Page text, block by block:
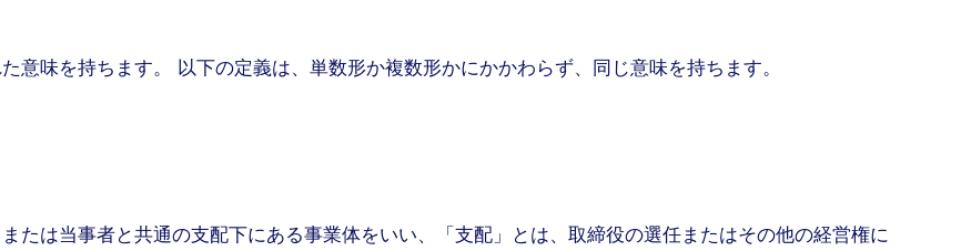
意味を持ちます。 以下の定義は、単数形か複数形かにかかわらず、同じ意味を持ちます。
たは当事者と共通の支配下にある事業体をいい、「支配」とは、取締役の選任またはその他の経営権に